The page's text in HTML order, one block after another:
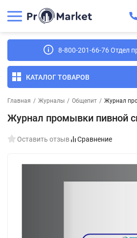
8-800-201-66-76 Отдел
КАТАЛОГ ТОВАРОВ
Главная / Журналы / Общепит / Журнал
Журнал промывки пивной
Оставить отзыв Сравнение